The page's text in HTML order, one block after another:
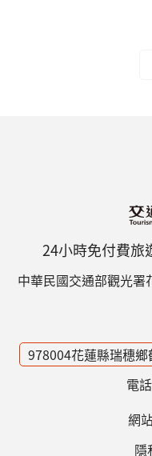
24小時免付費旅
中華民國交通部觀光
978004花蓮縣瑞穗
電話
網
隱